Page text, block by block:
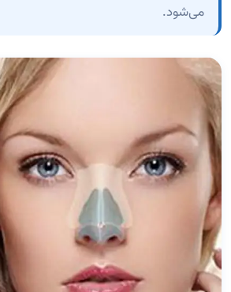
می‌شود.